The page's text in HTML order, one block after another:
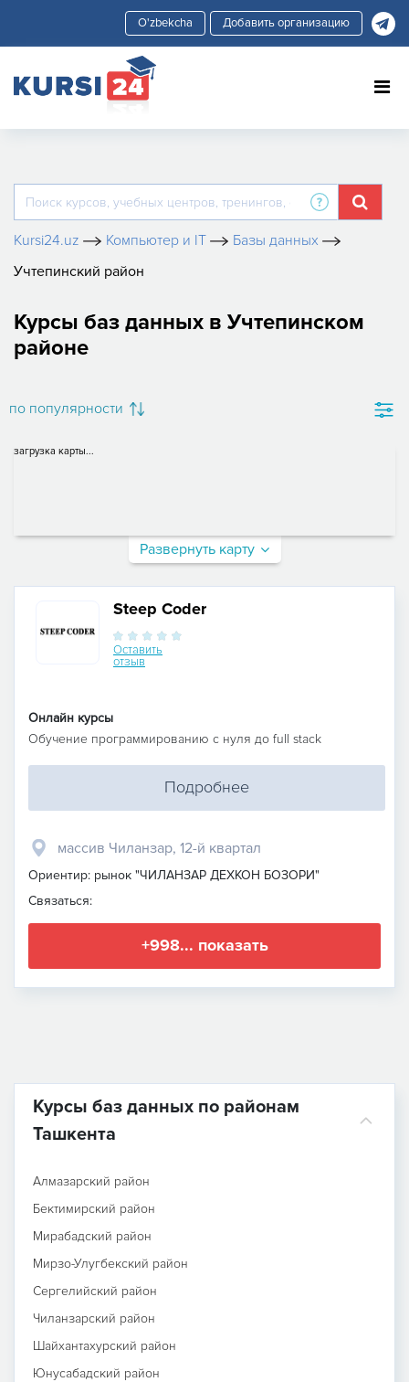
Добавить организацию
Kursi24.uz Компьютер и IT
Базы данных
Учтепинский район
Курсы баз данных в Учтепинском
районе
по популярности
загрузка карты...
Развернуть карту
Steep Coder
Оставить
отзыв
Онлайн курсы
Обучение программированию c нуля до full stack
Подробнее
массив Чиланзар, 12-й квартал
Ориентир: рынок "ЧИЛАНЗАР ДЕХКОН БОЗОРИ"
Связаться:
+998... показать
Курсы баз данных по районам
Ташкента
Алмазарский район
Бектимирский район
Мирабадский район
Мирзо-Улугбекский район
Сергелийский район
Чиланзарский район
Шайхантахурский район
Юнусабадский район